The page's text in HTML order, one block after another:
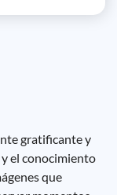
gratificante y
el conocimiento
que